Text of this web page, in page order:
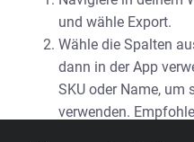
und wähle Export.
Wähle die Spalten
dann in der App
SKU oder Name, um
verwenden.